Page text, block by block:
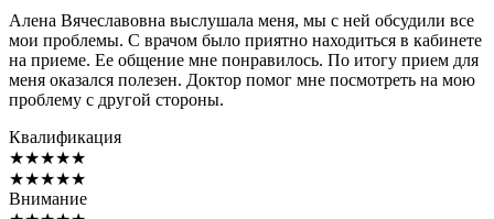
Алена Вячеславовна выслушала меня, мы с ней обсудили все
мои проблемы. С врачом было приятно находиться в кабинете
на приеме. Ее общение мне понравилось. По итогу прием для
меня оказался полезен. Доктор помог мне посмотреть на мою
проблему с другой стороны.
Квалификация
★★★★★
★★★★★
Внимание